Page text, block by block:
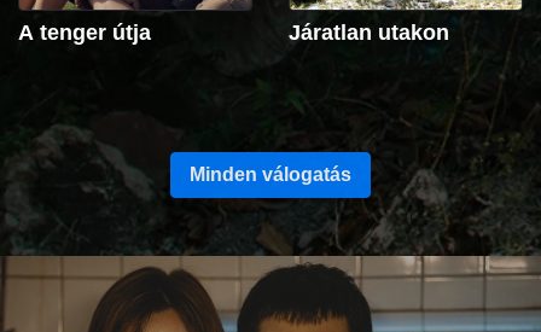
A tenger útja Járatlan utakon
Minden válogatás